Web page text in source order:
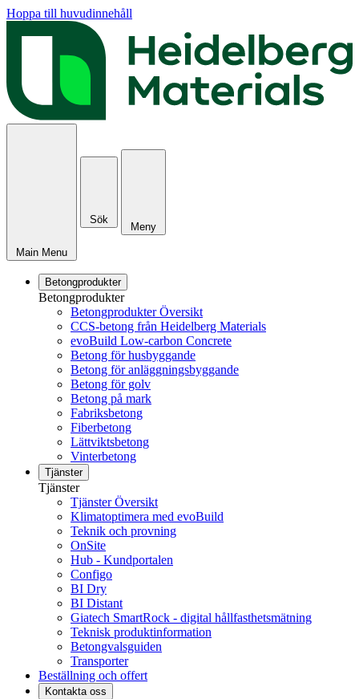
Hoppa till huvudinnehåll
Main Menu
Sök
Meny
Betongprodukter
Betongprodukter
Betongprodukter Översikt
CCS-betong från Heidelberg Materials
evoBuild Low-carbon Concrete
Betong för husbyggande
Betong för anläggningsbyggande
Betong för golv
Betong på mark
Fabriksbetong
Fiberbetong
Lättviktsbetong
Vinterbetong
Tjänster
Tjänster
Tjänster Översikt
Klimatoptimera med evoBuild
Teknik och provning
OnSite
Hub - Kundportalen
Configo
BI Dry
BI Distant
Giatech SmartRock - digital hållfasthetsmätning
Teknisk produktinformation
Betongvalsguiden
Transporter
Beställning och offert
Kontakta oss